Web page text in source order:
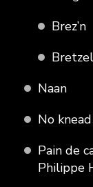
Brez’n
Naan
No
Pain de
Philippe